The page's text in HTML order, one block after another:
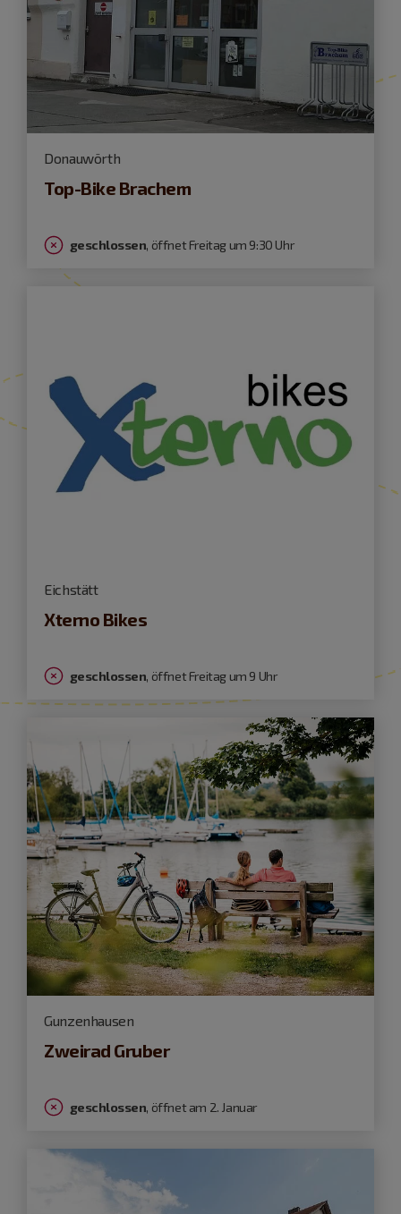
Donauwörth
Top-Bike Brachem
geschlossen, öffnet Freitag um 9:30 Uhr
Eichstätt
Xterno Bikes
geschlossen, öffnet Freitag um 9 Uhr
Gunzenhausen
Zweirad Gruber
geschlossen, öffnet am 2. Januar